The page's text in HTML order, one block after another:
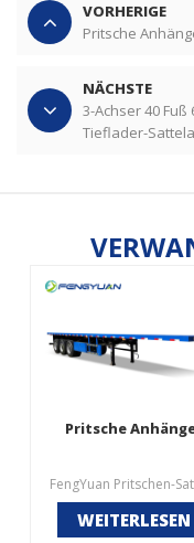
VORHERIGE
Pritsche
NÄCHSTE
3-Achser 40
Tieflader-
Pritsche
WEITERLESEN